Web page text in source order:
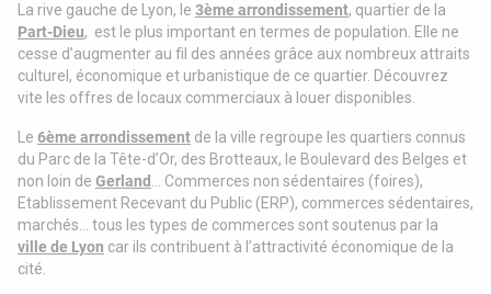
La rive gauche de Lyon, le 3ème arrondissement, quartier de la
Part-Dieu, est le plus important en termes de population. Elle ne
cesse d’augmenter au fil des années grâce aux nombreux attraits
culturel, économique et urbanistique de ce quartier. Découvrez
vite les offres de locaux commerciaux à louer disponibles.
Le 6ème arrondissement de la ville regroupe les quartiers connus
du Parc de la Tête-d’Or, des Brotteaux, le Boulevard des Belges et
non loin de Gerland … Commerces non sédentaires (foires),
Etablissement Recevant du Public (ERP), commerces sédentaires,
marchés… tous les types de commerces sont soutenus par la
ville de Lyon car ils contribuent à l’attractivité économique de la
cité.